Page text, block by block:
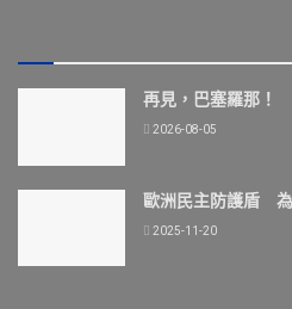
再見，巴塞羅那！
2026-08-05
歐洲民主防護盾
2025-11-20